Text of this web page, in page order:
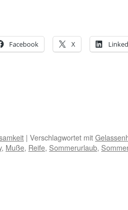
Facebook X
| Verschlagwortet mit
, Muße, Reife, Sommerurlaub,